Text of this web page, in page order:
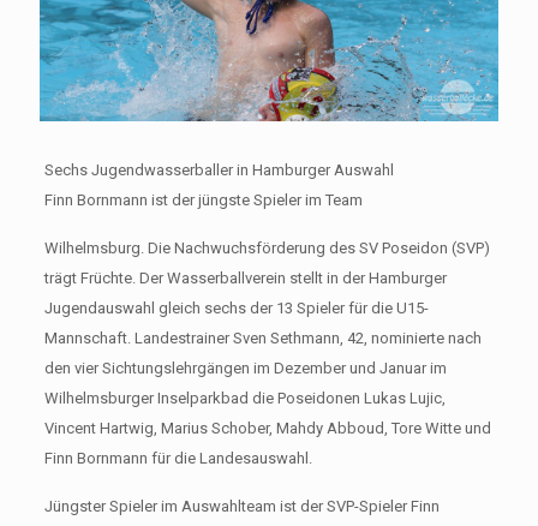
Sechs Jugendwasserballer in Hamburger Auswahl
Finn Bornmann ist der jüngste Spieler im Team
Wilhelmsburg. Die Nachwuchsförderung des SV Poseidon (SVP)
trägt Früchte. Der Wasserballverein stellt in der Hamburger
Jugendauswahl gleich sechs der 13 Spieler für die U15-
Mannschaft. Landestrainer Sven Sethmann, 42, nominierte nach
den vier Sichtungslehrgängen im Dezember und Januar im
Wilhelmsburger Inselparkbad die Poseidonen Lukas Lujic,
Vincent Hartwig, Marius Schober, Mahdy Abboud, Tore Witte und
Finn Bornmann für die Landesauswahl.
Jüngster Spieler im Auswahlteam ist der SVP-Spieler Finn